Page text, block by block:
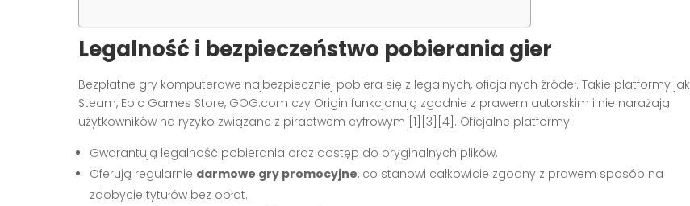
Legalność i bezpieczeństwo pobierania gier
Bezpłatne gry komputerowe najbezpieczniej pobiera się z legalnych, oficjalnych źródeł. Takie platformy jak
Steam, Epic Games Store, GOG.com czy Origin funkcjonują zgodnie z prawem autorskim i nie narażają
użytkowników na ryzyko związane z piractwem cyfrowym [1][3][4] . Oficjalne platformy:
Gwarantują legalność pobierania oraz dostęp do oryginalnych plików.
Oferują regularnie darmowe gry promocyjne, co stanowi całkowicie zgodny z prawem sposób na
zdobycie tytułów bez opłat.